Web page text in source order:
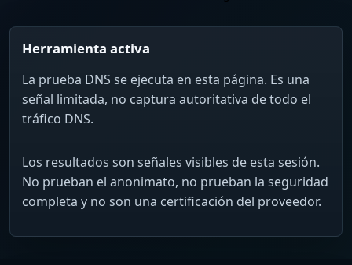
Herramienta activa
La prueba DNS se ejecuta en esta página. Es una
señal limitada, no captura autoritativa de todo el
tráfico DNS.
Los resultados son señales visibles de esta sesión.
No prueban el anonimato, no prueban la seguridad
completa y no son una certificación del proveedor.